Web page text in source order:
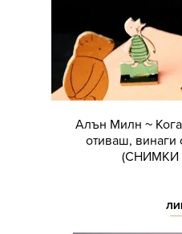
Алън Милн ~
отиваш, винаги
(СНИМКИ